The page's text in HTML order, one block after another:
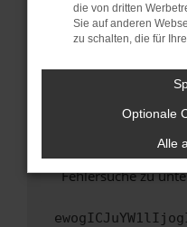
Sicherheitsrisiko,
führen, dass
unterstützt werden.
Wende dich an
Wenn du alle oben
hast, kontaktiere
versuchen, das
uns diesen Text
Fehlersuche zu
die von dritten
Sie auf anderen
zu schalten, die für
Optionale
Alle